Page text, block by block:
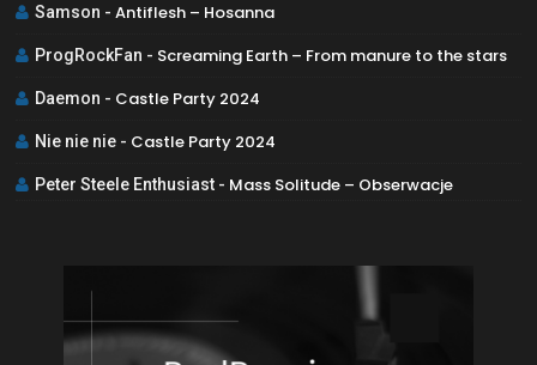
Samson - Antiflesh – Hosanna
ProgRockFan - Screaming Earth – From manure to the stars
Daemon - Castle Party 2024
Nie nie nie - Castle Party 2024
Peter Steele Enthusiast - Mass Solitude – Obserwacje